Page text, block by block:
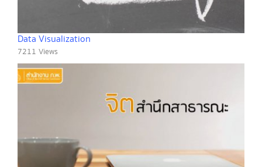
Data Visualization
7211 Views